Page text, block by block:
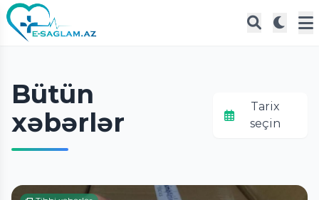
Bütün
xəbərlər
Tarix
seçin